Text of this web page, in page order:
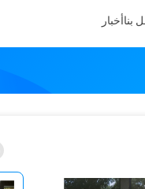
بناأخبار